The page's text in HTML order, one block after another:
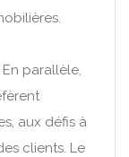
parallèle,
aux défis à
clients. Le